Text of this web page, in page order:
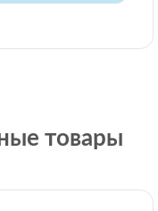
товары